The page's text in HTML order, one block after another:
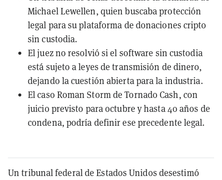
Michael Lewellen, quien buscaba protección
legal para su plataforma de donaciones cripto
sin custodia.
El juez no resolvió si el software sin custodia
está sujeto a leyes de transmisión de dinero,
dejando la cuestión abierta para la industria.
El caso Roman Storm de Tornado Cash, con
juicio previsto para octubre y hasta 40 años de
condena, podría definir ese precedente legal.
Un tribunal federal de Estados Unidos desestimó